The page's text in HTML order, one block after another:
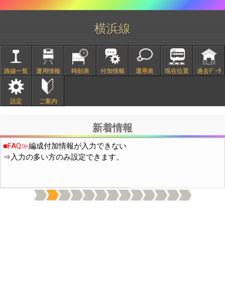
横浜線
路線一覧 運用情報 時刻表 付加情報 運用表 現在位置 過去ﾃﾞｰﾀ
設定 ご案内
新着情報
2/20頃より中国IPから通常の10倍程度のアクセスがありサイト
が不安定になっておりました。穴埋め作業の結果、現在は通常の
■FAQ≫編成付加情報が入力できない
⇒入力の多い方のみ設定できます。
上記機能は付加情報の表示(日付下の電球と歯車のｱｲｺﾝ)をONに